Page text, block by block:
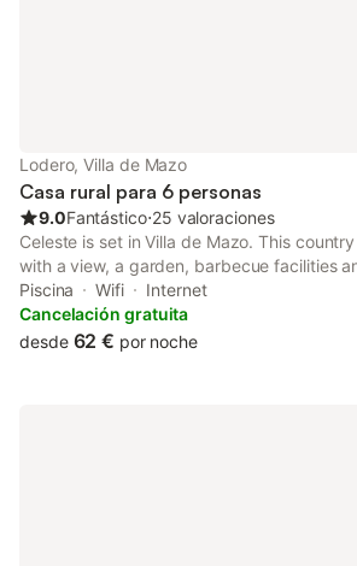
Lodero, Villa de Mazo
Casa rural para 6 personas
9.0Fantástico⋅25 valoraciones
Celeste is set in Villa de Mazo. This
with a view, a garden, barbecue facilities
Piscina
Wifi
Internet
Cancelación gratuita
desde 62 € por noche